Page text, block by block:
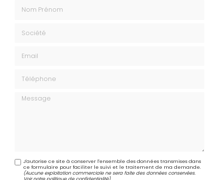
Message
J'autorise ce site à conserver l'ensemble des données transmises dans
ce formulaire pour faciliter le suivi et le traitement de ma demande.
(Aucune exploitation commerciale ne sera faite des données conservées.